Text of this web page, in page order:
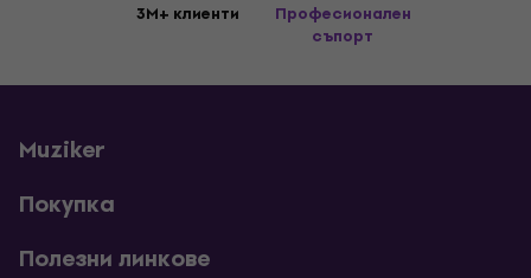
3M+ клиенти
Професионален
съпорт
Muziker
Покупка
Полезни линкове